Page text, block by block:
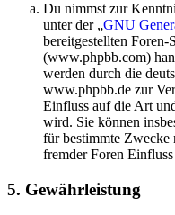
Du nimmst zur
unter der „GNU
bereitgestellten
(www.phpbb.com)
werden durch die
www.phpbb.de zur
Einfluss auf die Art
wird. Sie können
für bestimmte Zwecke
fremder Foren Einfluss
5. Gewährleistung